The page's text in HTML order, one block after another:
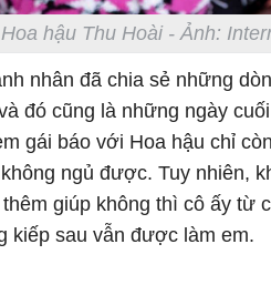
Hoa hậu Thu Hoài - Ảnh:
nhân đã chia sẻ những
đó cũng là những ngày
gái báo với Hoa hậu chỉ
ngủ được. Tuy nhiên,
giúp không thì cô ấy từ
kiếp sau vẫn được làm em.